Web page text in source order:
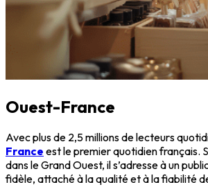
Ouest-France
Avec plus de 2,5 millions de lecteurs
France est le premier quotidien français.
dans le Grand Ouest, il s’adresse à un
fidèle, attaché à la qualité et à la fiabilité